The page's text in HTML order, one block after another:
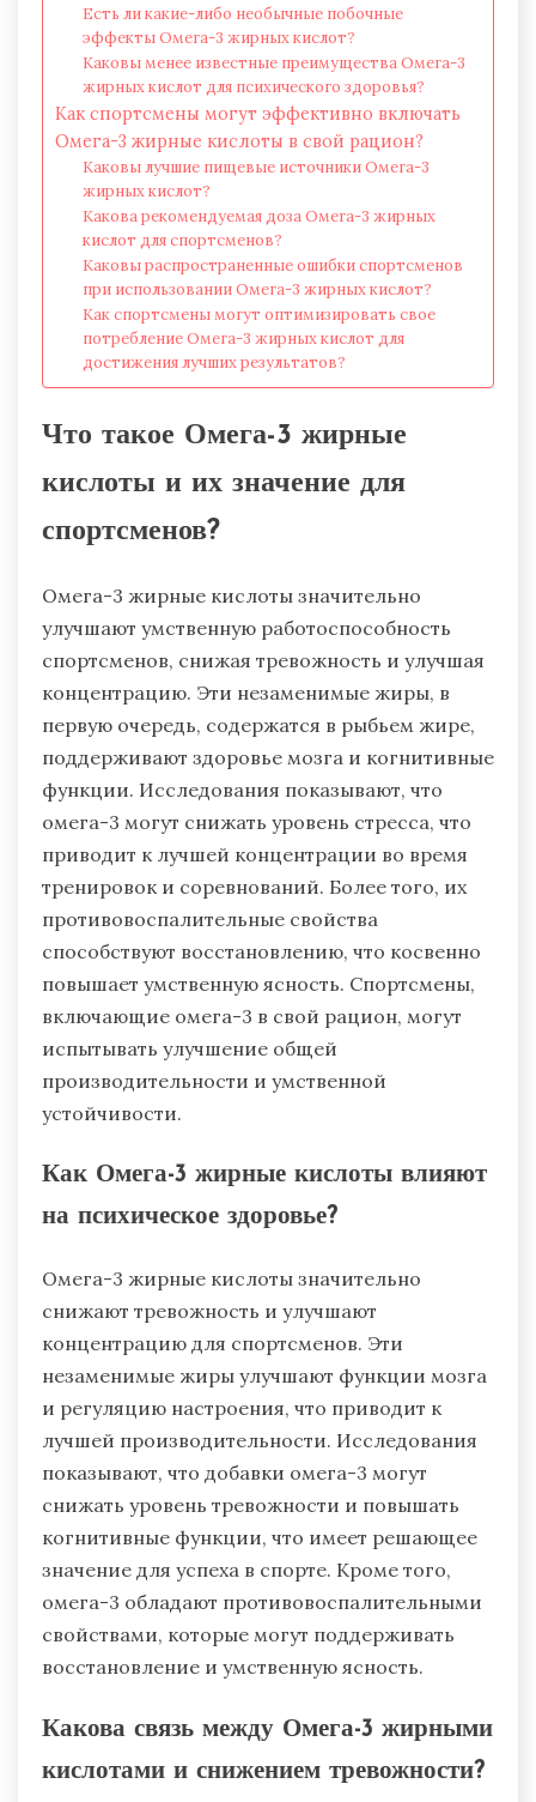
Есть ли какие-либо необычные побочные
эффекты Омега-3 жирных кислот?
Каковы менее известные преимущества Омега-3
жирных кислот для психического здоровья?
Как спортсмены могут эффективно включать
Омега-3 жирные кислоты в свой рацион?
Каковы лучшие пищевые источники Омега-3
жирных кислот?
Какова рекомендуемая доза Омега-3 жирных
кислот для спортсменов?
Каковы распространенные ошибки спортсменов
при использовании Омега-3 жирных кислот?
Как спортсмены могут оптимизировать свое
потребление Омега-3 жирных кислот для
достижения лучших результатов?
Что такое Омега-3 жирные
кислоты и их значение для
спортсменов?
Омега-3 жирные кислоты значительно
улучшают умственную работоспособность
спортсменов, снижая тревожность и улучшая
концентрацию. Эти незаменимые жиры, в
первую очередь, содержатся в рыбьем жире,
поддерживают здоровье мозга и когнитивные
функции. Исследования показывают, что
омега-3 могут снижать уровень стресса, что
приводит к лучшей концентрации во время
тренировок и соревнований. Более того, их
противовоспалительные свойства
способствуют восстановлению, что косвенно
повышает умственную ясность. Спортсмены,
включающие омега-3 в свой рацион, могут
испытывать улучшение общей
производительности и умственной
устойчивости.
Как Омега-3 жирные кислоты влияют
на психическое здоровье?
Омега-3 жирные кислоты значительно
снижают тревожность и улучшают
концентрацию для спортсменов. Эти
незаменимые жиры улучшают функции мозга
и регуляцию настроения, что приводит к
лучшей производительности. Исследования
показывают, что добавки омега-3 могут
снижать уровень тревожности и повышать
когнитивные функции, что имеет решающее
значение для успеха в спорте. Кроме того,
омега-3 обладают противовоспалительными
свойствами, которые могут поддерживать
восстановление и умственную ясность.
Какова связь между Омега-3 жирными
кислотами и снижением тревожности?